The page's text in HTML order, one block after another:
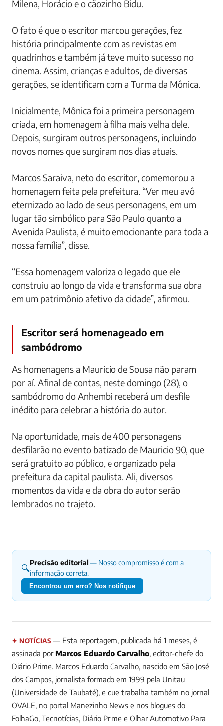
Milena, Horácio e o cãozinho Bidu.
O fato é que o escritor marcou gerações, fez
história principalmente com as revistas em
quadrinhos e também já teve muito sucesso no
cinema. Assim, crianças e adultos, de diversas
gerações, se identificam com a Turma da Mônica.
Inicialmente, Mônica foi a primeira personagem
criada, em homenagem à filha mais velha dele.
Depois, surgiram outros personagens, incluindo
novos nomes que surgiram nos dias atuais.
Marcos Saraiva, neto do escritor, comemorou a
homenagem feita pela prefeitura. “Ver meu avô
eternizado ao lado de seus personagens, em um
lugar tão simbólico para São Paulo quanto a
Avenida Paulista, é muito emocionante para toda a
nossa família”, disse.
“Essa homenagem valoriza o legado que ele
construiu ao longo da vida e transforma sua obra
em um patrimônio afetivo da cidade”, afirmou.
Escritor será homenageado em
sambódromo
As homenagens a Mauricio de Sousa não param
por aí. Afinal de contas, neste domingo (28), o
sambódromo do Anhembi receberá um desfile
inédito para celebrar a história do autor.
Na oportunidade, mais de 400 personagens
desfilarão no evento batizado de Mauricio 90, que
será gratuito ao público, e organizado pela
prefeitura da capital paulista. Ali, diversos
momentos da vida e da obra do autor serão
lembrados no trajeto.
🔍Precisão editorial — Nosso compromisso é com a
informação correta.
Encontrou um erro? Nos notifique
✦ NOTÍCIAS — Esta reportagem, publicada há 1 meses, é
assinada por Marcos Eduardo Carvalho, editor-chefe do
Diário Prime. Marcos Eduardo Carvalho, nascido em São José
dos Campos, jornalista formado em 1999 pela Unitau
(Universidade de Taubaté), e que trabalha também no jornal
OVALE, no portal Manezinho News e nos blogues do
FolhaGo, Tecnotícias, Diário Prime e Olhar Automotivo Para